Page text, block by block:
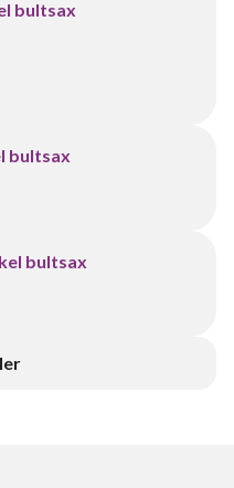
bultsax
bultsax
bultsax